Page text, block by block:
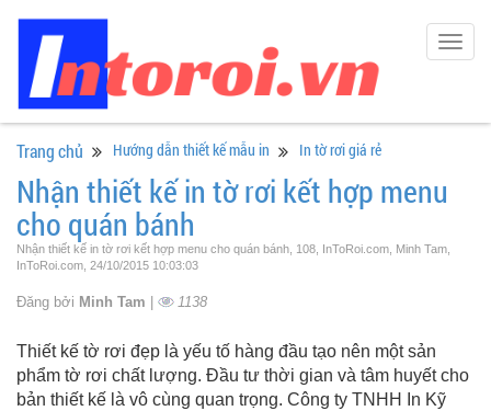
Trang chủ Hướng dẫn thiết kế mẫu in In tờ rơi giá rẻ
Nhận thiết kế in tờ rơi kết hợp menu
cho quán bánh
Nhận thiết kế in tờ rơi kết hợp menu cho quán bánh, 108, InToRoi.com, Minh Tam,
InToRoi.com, 24/10/2015 10:03:03
Đăng bởi Minh Tam 1138
Thiết kế tờ rơi đẹp là yếu tố hàng đầu tạo nên một sản
phẩm tờ rơi chất lượng. Đầu tư thời gian và tâm huyết cho
bản thiết kế là vô cùng quan trọng. Công ty TNHH In Kỹ